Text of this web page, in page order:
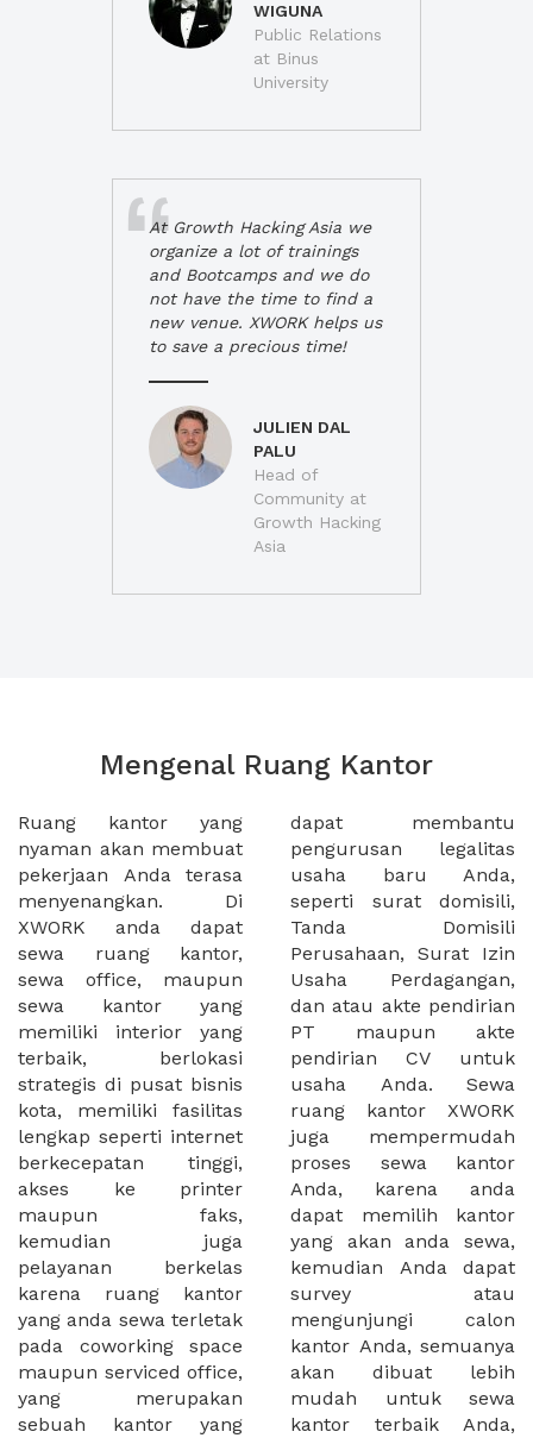
WIGUNA
Public Relations
at Binus
University
At Growth Hacking Asia we
organize a lot of trainings
and Bootcamps and we do
not have the time to find a
new venue. XWORK helps us
to save a precious time!
JULIEN DAL
PALU
Head of
Community at
Growth Hacking
Asia
Mengenal Ruang Kantor
Ruang kantor yang
nyaman akan membuat
pekerjaan Anda terasa
menyenangkan. Di
XWORK anda dapat
sewa ruang kantor,
sewa office, maupun
sewa kantor yang
memiliki interior yang
terbaik, berlokasi
strategis di pusat bisnis
kota, memiliki fasilitas
lengkap seperti internet
berkecepatan tinggi,
akses ke printer
maupun faks,
kemudian juga
pelayanan berkelas
karena ruang kantor
yang anda sewa terletak
pada coworking space
maupun serviced office,
yang merupakan
sebuah kantor yang
dapat membantu
pengurusan legalitas
usaha baru Anda,
seperti surat domisili,
Tanda Domisili
Perusahaan, Surat Izin
Usaha Perdagangan,
dan atau akte pendirian
PT maupun akte
pendirian CV untuk
usaha Anda. Sewa
ruang kantor XWORK
juga mempermudah
proses sewa kantor
Anda, karena anda
dapat memilih kantor
yang akan anda sewa,
kemudian Anda dapat
survey atau
mengunjungi calon
kantor Anda, semuanya
akan dibuat lebih
mudah untuk sewa
kantor terbaik Anda,